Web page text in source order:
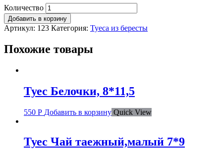
Количество
Добавить в корзину
Артикул: 123 Категория: Туеса из бересты
Похожие товары
Туес Белочки, 8*11,5
550 Р Добавить в корзину Quick View
Туес Чай таежный,малый 7*9